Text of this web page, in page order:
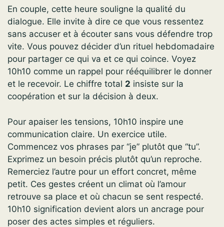
En couple, cette heure souligne la qualité du
dialogue. Elle invite à dire ce que vous ressentez
sans accuser et à écouter sans vous défendre trop
vite. Vous pouvez décider d’un rituel hebdomadaire
pour partager ce qui va et ce qui coince. Voyez
10h10 comme un rappel pour rééquilibrer le donner
et le recevoir. Le chiffre total 2 insiste sur la
coopération et sur la décision à deux.
Pour apaiser les tensions, 10h10 inspire une
communication claire. Un exercice utile.
Commencez vos phrases par “je” plutôt que “tu”.
Exprimez un besoin précis plutôt qu’un reproche.
Remerciez l’autre pour un effort concret, même
petit. Ces gestes créent un climat où l’amour
retrouve sa place et où chacun se sent respecté.
10h10 signification devient alors un ancrage pour
poser des actes simples et réguliers.